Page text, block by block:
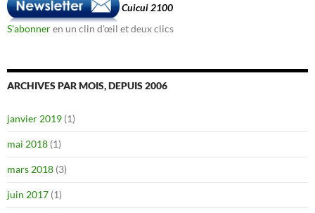
Cuicui 2100
S'abonneren un clin d'œil et deux clics
ARCHIVES PAR MOIS, DEPUIS 2006
janvier 2019 (1)
mai 2018 (1)
mars 2018 (3)
juin 2017 (1)